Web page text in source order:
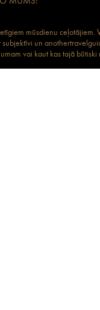
mūsdienu
un
vai kaut kas tajā